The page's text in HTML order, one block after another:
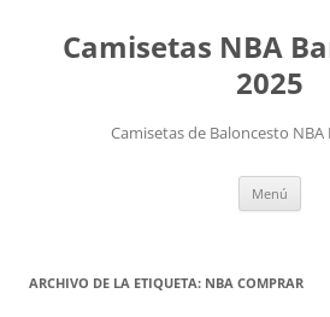
Camisetas NBA
2025
Camisetas de Baloncesto NBA
Menú
ARCHIVO DE LA ETIQUETA: NBA COMPRAR